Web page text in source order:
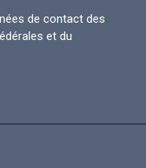
de contact des
et du